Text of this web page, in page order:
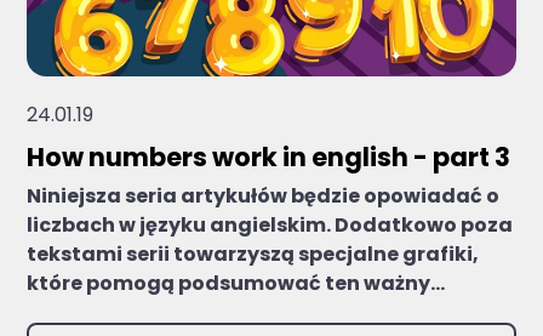
24.01.19
How numbers work in english - part 3
Niniejsza seria artykułów będzie opowiadać o
liczbach w języku angielskim. Dodatkowo poza
tekstami serii towarzyszą specjalne grafiki,
które pomogą podsumować ten ważny...